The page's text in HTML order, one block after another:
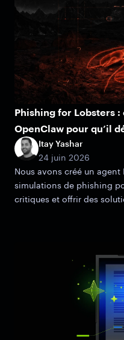
Phishing for Lobsters
OpenClaw pour qu’il
Itay Yashar
24 juin 2026
Nous avons créé un
simulations de phishing
critiques et offrir des